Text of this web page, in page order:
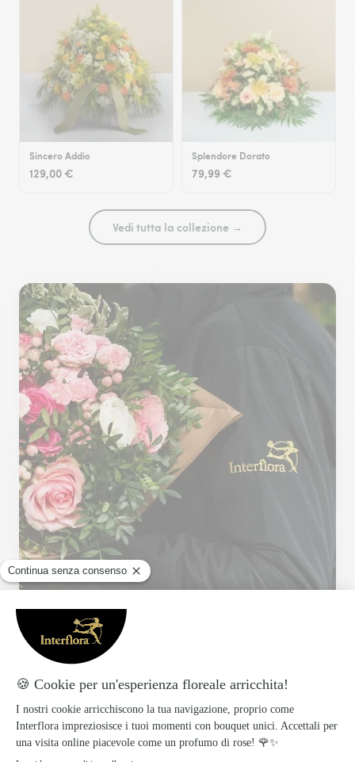
Sincero Addio
129,00 €
Splendore Dorato
79,99 €
Vedi tutta la collezione →